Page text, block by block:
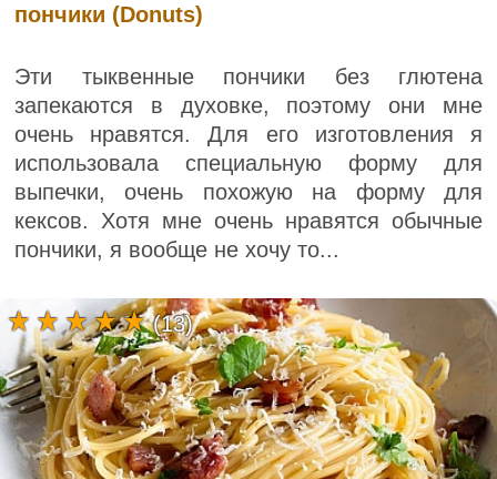
пончики (Donuts)
Эти тыквенные пончики без глютена
запекаются в духовке, поэтому они мне
очень нравятся. Для его изготовления я
использовала специальную форму для
выпечки, очень похожую на форму для
кексов. Хотя мне очень нравятся обычные
пончики, я вообще не хочу то...
(13)